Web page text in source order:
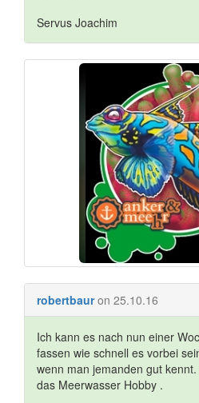
Servus Joachim
robertbaur on 25.10.16
Ich kann es nach nun einer
fassen wie schnell es vorbei
wenn man jemanden gut
das Meerwasser Hobby .